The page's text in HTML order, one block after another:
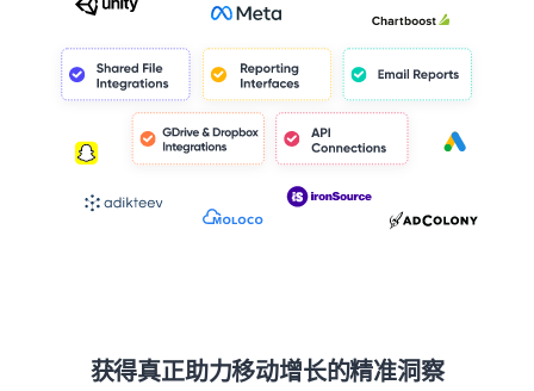
获得真正助力移动增长的精准洞察